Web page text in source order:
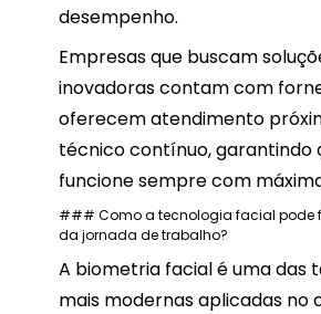
desempenho.
Empresas que buscam
inovadoras contam com
oferecem atendimento
técnico contínuo, garantindo
funcione sempre com
### Como a tecnologia facial pode
da jornada de trabalho?
A biometria facial é uma das
mais modernas aplicadas no